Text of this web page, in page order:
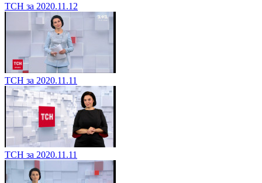
ТСН за 2020.11.12
ТСН за 2020.11.11
ТСН за 2020.11.11